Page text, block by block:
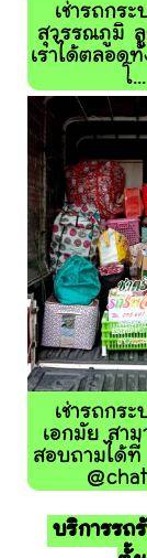
เช่ารถกระ
สุวรรณภูมิ
เราได้ตลอด
โ...
เช่ารถกระ
เอกมัย สา
สอบถามได้
บริการรถ